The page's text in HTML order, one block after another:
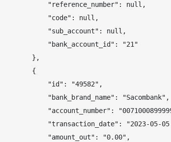
            "reference_number": null,
            "code": null,
            "sub_account": null,
            "bank_account_id": "21"
        },
        {
            "id": "49582",
            "bank_brand_name": "Sacombank",
"account_number":
"transaction_date": "2023-05-05
            "amount_out": "0.00",